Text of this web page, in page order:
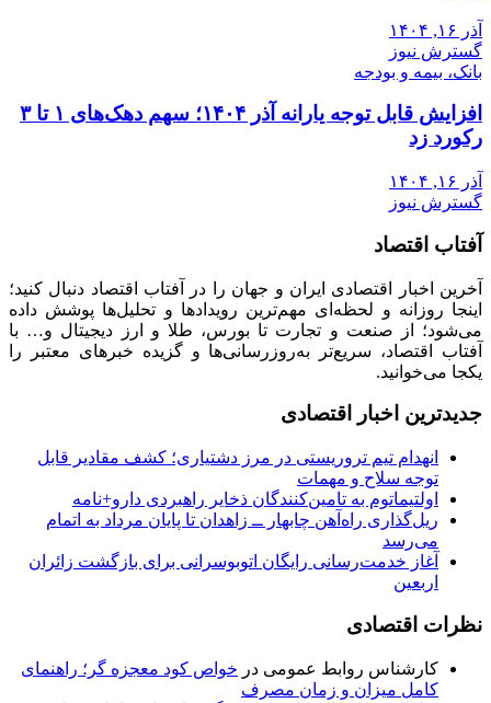
آذر ۱۶, ۱۴۰۴
گسترش نیوز
بانک، بیمه و بودجه
افزایش قابل توجه یارانه آذر ۱۴۰۴؛ سهم دهک‌های ۱ تا ۳
رکورد زد
آذر ۱۶, ۱۴۰۴
گسترش نیوز
آفتاب اقتصاد
آخرین اخبار اقتصادی ایران و جهان را در آفتاب اقتصاد دنبال کنید؛
اینجا روزانه و لحظه‌ای مهم‌ترین رویدادها و تحلیل‌ها پوشش داده
می‌شود؛ از صنعت و تجارت تا بورس، طلا و ارز دیجیتال و… با
آفتاب اقتصاد، سریع‌تر به‌روزرسانی‌ها و گزیده خبرهای معتبر را
یکجا می‌خوانید.
جدیدترین اخبار اقتصادی
انهدام تیم تروریستی در مرز دشتیاری؛ کشف مقادیر قابل
توجه سلاح و مهمات
اولتیماتوم به تامین‌کنندگان ذخایر راهبردی دارو+نامه
ریل‌گذاری راه‌آهن چابهار ــ زاهدان تا پایان مرداد به اتمام
می‌رسد
آغاز خدمت‌رسانی رایگان اتوبوسرانی برای بازگشت زائران
اربعین
نظرات اقتصادی
کارشناس روابط عمومی در خواص کود معجزه گر؛ راهنمای
کامل میزان و زمان مصرف